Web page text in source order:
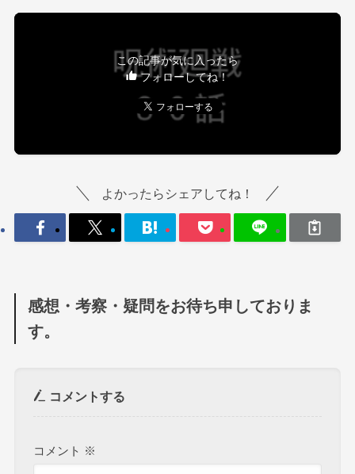
この記事が気に入ったら
フォローしてね！
よかったらシェアしてね！
感想・考察・疑問をお待ち申しておりま
す。
コメントする
コメント ※